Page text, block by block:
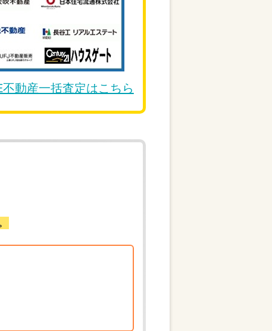
動産一括査定はこちら